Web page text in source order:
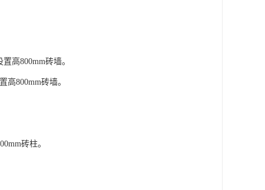
高800mm砖墙。
高800mm砖墙。
砖柱。